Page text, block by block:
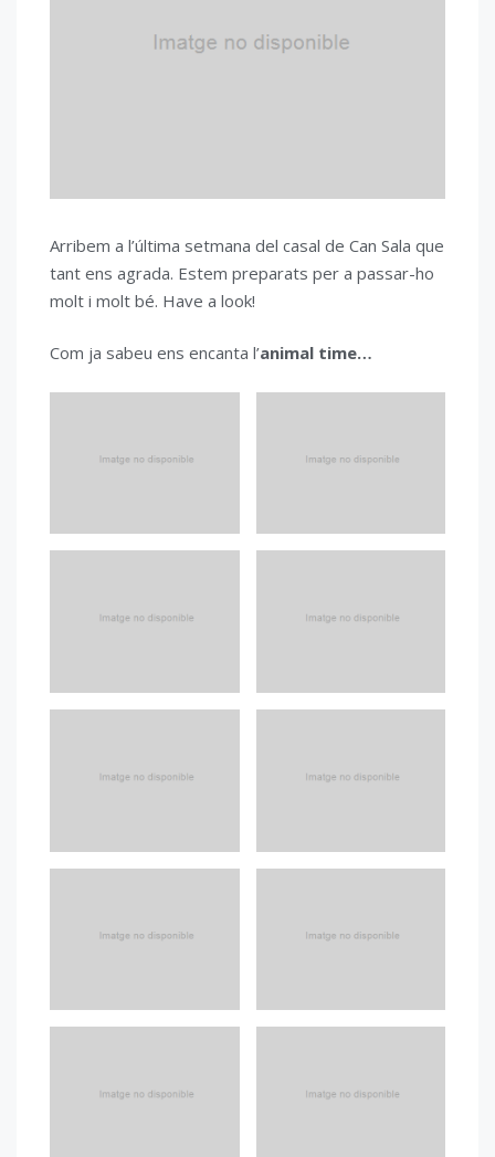
Arribem a l’última setmana del casal de Can Sala que
tant ens agrada. Estem preparats per a passar-ho
molt i molt bé. Have a look!
Com ja sabeu ens encanta l’animal time…